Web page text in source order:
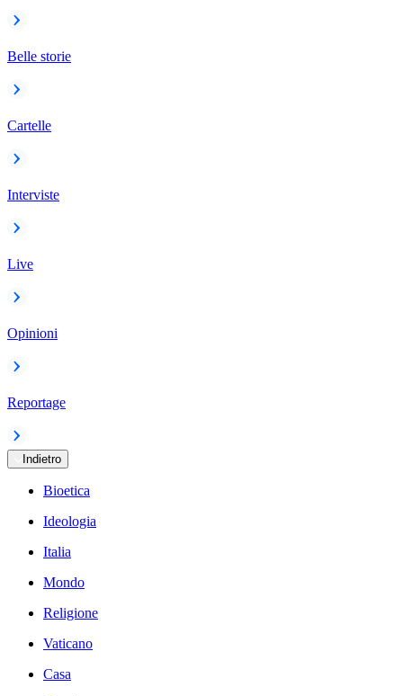
Belle storie
Cartelle
Interviste
Live
Opinioni
Reportage
Indietro
Bioetica
Ideologia
Italia
Mondo
Religione
Vaticano
Casa